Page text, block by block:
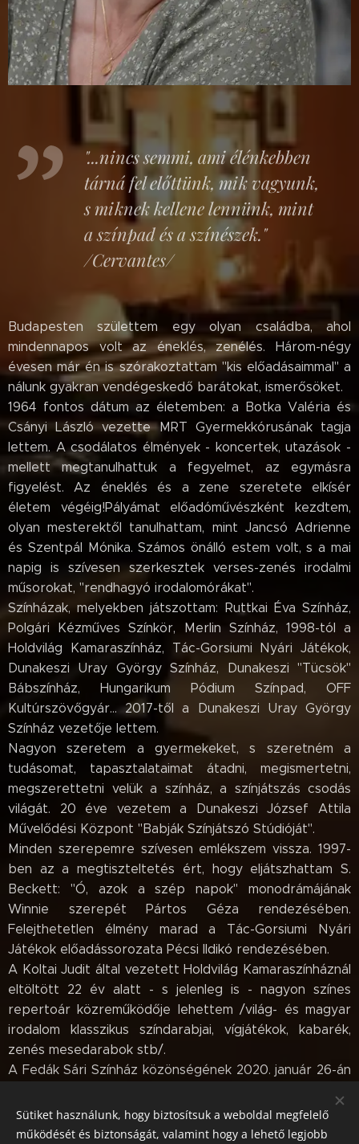
"...nincs semmi, ami élénkebben
tárná fel előttünk, mik vagyunk,
s miknek kellene lennünk, mint
a színpad és a színészek."
/Cervantes/
Budapesten születtem egy olyan családba, ahol
mindennapos volt az éneklés, zenélés. Három-négy
évesen már én is szórakoztattam "kis előadásaimmal" a
nálunk gyakran vendégeskedő barátokat, ismerősöket.
1964 fontos dátum az életemben: a Botka Valéria és
Csányi László vezette MRT Gyermekkórusának tagja
lettem. A csodálatos élmények - koncertek, utazások -
mellett megtanulhattuk a fegyelmet, az egymásra
figyelést. Az éneklés és a zene szeretete elkísér
életem végéig!Pályámat előadóművészként kezdtem,
olyan mesterektől tanulhattam, mint Jancsó Adrienne
és Szentpál Mónika. Számos önálló estem volt, s a mai
napig is szívesen szerkesztek verses-zenés irodalmi
műsorokat, "rendhagyó irodalomórákat".
Színházak, melyekben játszottam: Ruttkai Éva Színház,
Polgári Kézműves Színkör, Merlin Színház, 1998-tól a
Holdvilág Kamaraszínház, Tác-Gorsiumi Nyári Játékok,
Dunakeszi Uray György Színház, Dunakeszi "Tücsök"
Bábszínház, Hungarikum Pódium Színpad, OFF
Kultúrszövőgyár... 2017-től a Dunakeszi Uray György
Színház vezetője lettem.
Nagyon szeretem a gyermekeket, s szeretném a
tudásomat, tapasztalataimat átadni, megismertetni,
megszerettetni velük a színház, a színjátszás csodás
világát. 20 éve vezetem a Dunakeszi József Attila
Művelődési Központ "Babják Színjátszó Stúdióját".
Minden szerepemre szívesen emlékszem vissza. 1997-
ben az a megtiszteltetés ért, hogy eljátszhattam S.
Beckett: "Ó, azok a szép napok" monodrámájának
Winnie szerepét Pártos Géza rendezésében.
Felejthetetlen élmény marad a Tác-Gorsiumi Nyári
Játékok előadássorozata Pécsi Ildikó rendezésében.
A Koltai Judit által vezetett Holdvilág Kamaraszínháznál
eltöltött 22 év alatt - s jelenleg is - nagyon színes
repertoár közreműködője lehettem /világ- és magyar
irodalom klasszikus színdarabjai, vígjátékok, kabarék,
zenés mesedarabok stb/.
A Fedák Sári Színház közönségének 2020. január 26-án
be. Remélem, még sokszor találkozhatunk!
Sütiket használunk, hogy biztosítsuk a weboldal megfelelő
működését és biztonságát, valamint hogy a lehető legjobb